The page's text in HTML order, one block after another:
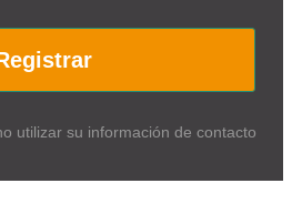
utilizar su información de contacto